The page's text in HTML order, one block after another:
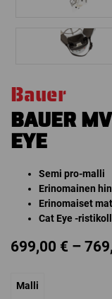
Bauer
BAUER
EYE
Semi pro-malli
Erinomainen
Erinomaiset
Cat Eye -
699,00 € –
Malli